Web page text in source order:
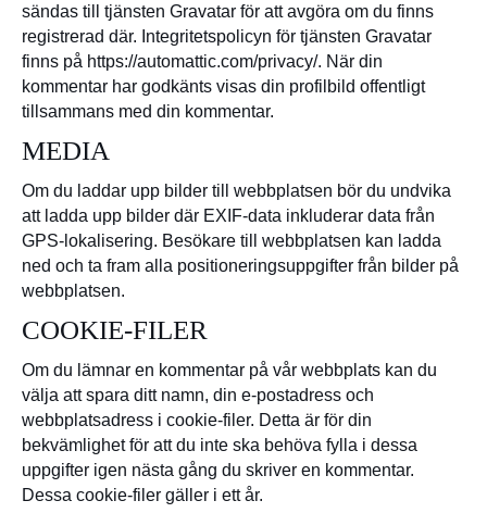
sändas till tjänsten Gravatar för att avgöra om du finns
registrerad där. Integritetspolicyn för tjänsten Gravatar
finns på https://automattic.com/privacy/. När din
kommentar har godkänts visas din profilbild offentligt
tillsammans med din kommentar.
MEDIA
Om du laddar upp bilder till webbplatsen bör du undvika
att ladda upp bilder där EXIF-data inkluderar data från
GPS-lokalisering. Besökare till webbplatsen kan ladda
ned och ta fram alla positioneringsuppgifter från bilder på
webbplatsen.
COOKIE-FILER
Om du lämnar en kommentar på vår webbplats kan du
välja att spara ditt namn, din e-postadress och
webbplatsadress i cookie-filer. Detta är för din
bekvämlighet för att du inte ska behöva fylla i dessa
uppgifter igen nästa gång du skriver en kommentar.
Dessa cookie-filer gäller i ett år.